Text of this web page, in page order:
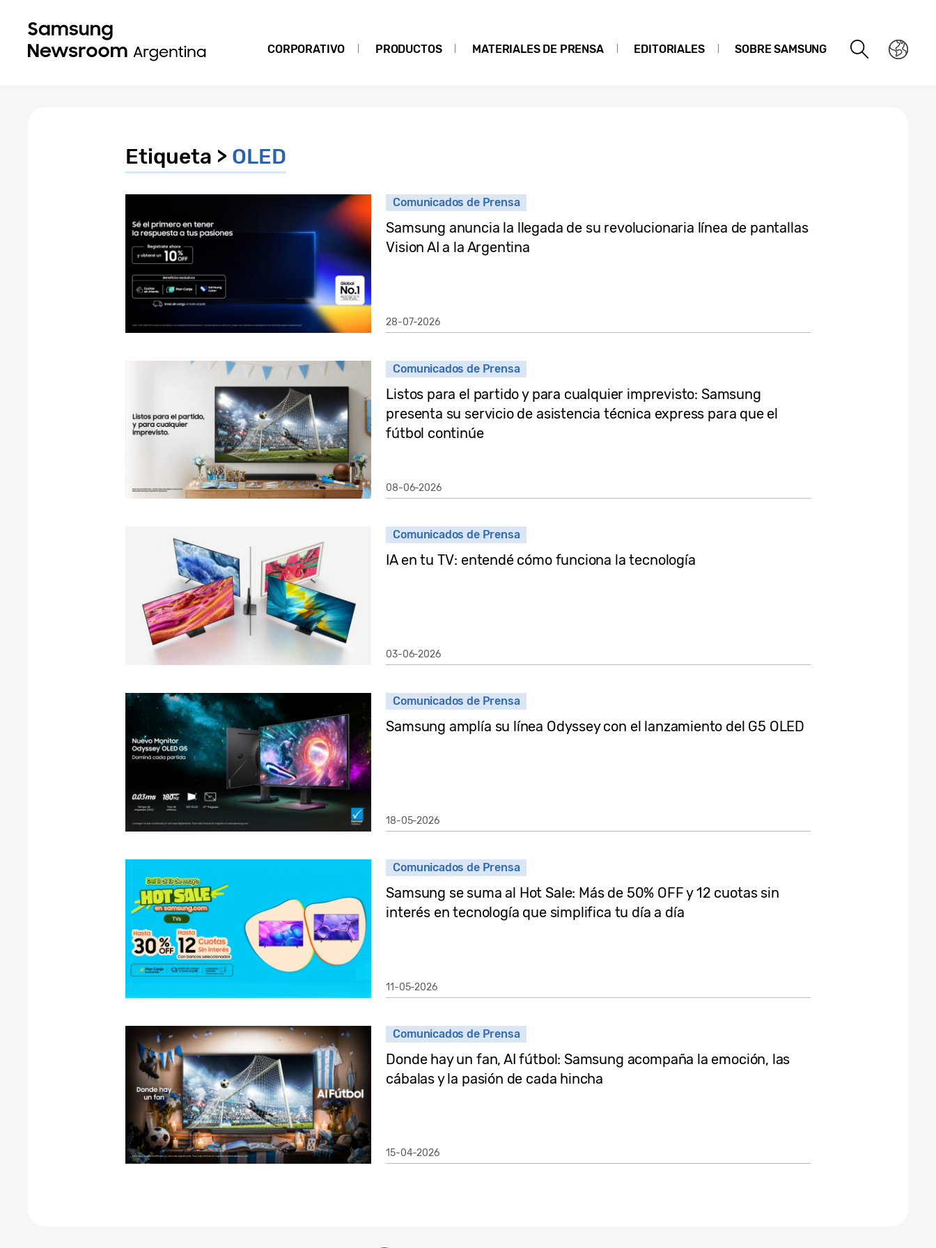
CORPORATIVO PRODUCTOS MATERIALES DE PRENSA EDITORIALES SOBRE SAMSUNG
Etiqueta > OLED
Comunicados de Prensa
Samsung anuncia la llegada de su revolucionaria línea de pantallas
Vision AI a la Argentina
28-07-2026
Comunicados de Prensa
Listos para el partido y para cualquier imprevisto: Samsung
presenta su servicio de asistencia técnica express para que el
fútbol continúe
08-06-2026
Comunicados de Prensa
IA en tu TV: entendé cómo funciona la tecnología
03-06-2026
Comunicados de Prensa
Samsung amplía su línea Odyssey con el lanzamiento del G5 OLED
18-05-2026
Comunicados de Prensa
Samsung se suma al Hot Sale: Más de 50% OFF y 12 cuotas sin
interés en tecnología que simplifica tu día a día
11-05-2026
Comunicados de Prensa
Donde hay un fan, AI fútbol: Samsung acompaña la emoción, las
cábalas y la pasión de cada hincha
15-04-2026